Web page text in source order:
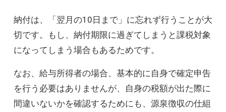
納付は、「翌月の10日まで」に忘れず行うことが大
切です。もし、納付期限に過ぎてしまうと課税対象
になってしまう場合もあるためです。
なお、給与所得者の場合、基本的に自身で確定申告
を行う必要はありませんが、自身の税額が出た際に
間違いないかを確認するためにも、源泉徴収の仕組